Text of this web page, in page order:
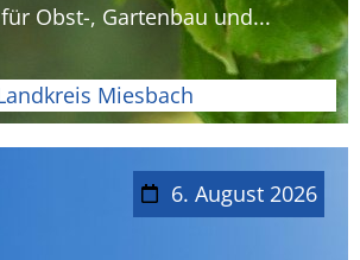
Obst-, Gartenbau und...
Miesbach
6. August 2026